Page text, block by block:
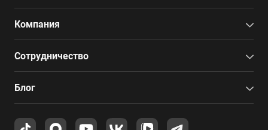
Компания
Сотрудничество
Блог